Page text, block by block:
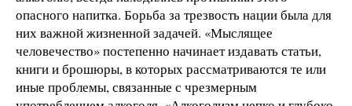
опасного напитка. Борьба за трезвость нации была для
них важной жизненной задачей. «Мыслящее
человечество» постепенно начинает издавать статьи,
книги и брошюры, в которых рассматриваются те или
иные проблемы, связанные с чрезмерным